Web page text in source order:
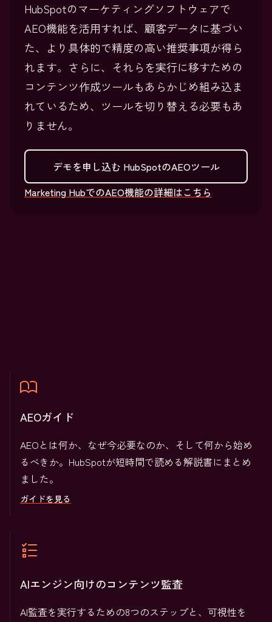
HubSpotのマーケティングソフトウェアで
AEO機能を活用すれば、顧客データに基づい
た、より具体的で精度の高い推奨事項が得ら
れます。さらに、それらを実行に移すための
コンテンツ作成ツールもあらかじめ組み込ま
れているため、ツールを切り替える必要もあ
りません。
デモを申し込む HubSpotのAEOツール
Marketing HubでのAEO機能の詳細はこちら
AEOガイド
AEOとは何か、なぜ今必要なのか、そして何から始め
るべきか。HubSpotが短時間で読める解説書にまとめ
ました。
ガイドを見る
AIエンジン向けのコンテンツ監査
AI監査を実行するための8つのステップと、可視性を